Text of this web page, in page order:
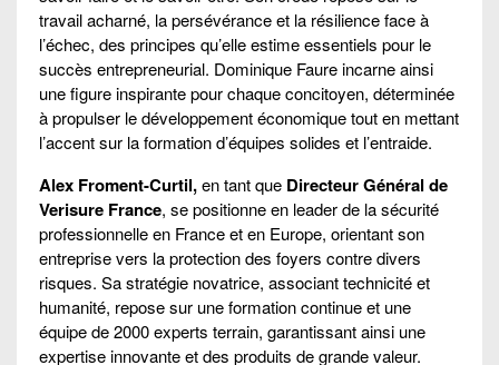
travail acharné, la persévérance et la résilience face à
l’échec, des principes qu’elle estime essentiels pour le
succès entrepreneurial. Dominique Faure incarne ainsi
une figure inspirante pour chaque concitoyen, déterminée
à propulser le développement économique tout en mettant
l’accent sur la formation d’équipes solides et l’entraide.
Alex Froment-Curtil,en tant que Directeur Général de
Verisure France, se positionne en leader de la sécurité
professionnelle en France et en Europe, orientant son
entreprise vers la protection des foyers contre divers
risques. Sa stratégie novatrice, associant technicité et
humanité, repose sur une formation continue et une
équipe de 2000 experts terrain, garantissant ainsi une
expertise innovante et des produits de grande valeur.